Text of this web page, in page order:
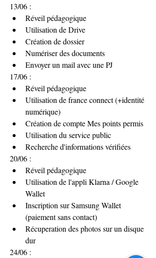
13/06 :
Réveil pédagogique
Utilisation de Drive
Création de dossier
Numériser des documents
Envoyer un mail avec une PJ
17/06 :
Réveil pédagogique
Utilisation de france connect (+identité
numérique)
Création de compte Mes points permis
Utilisation du service public
Recherche d'informations vérifiées
20/06 :
Réveil pédagogique
Utilisation de l'appli Klarna / Google
Wallet
Inscription sur Samsung Wallet
(paiement sans contact)
Récuperation des photos sur un disque
dur
24/06 :